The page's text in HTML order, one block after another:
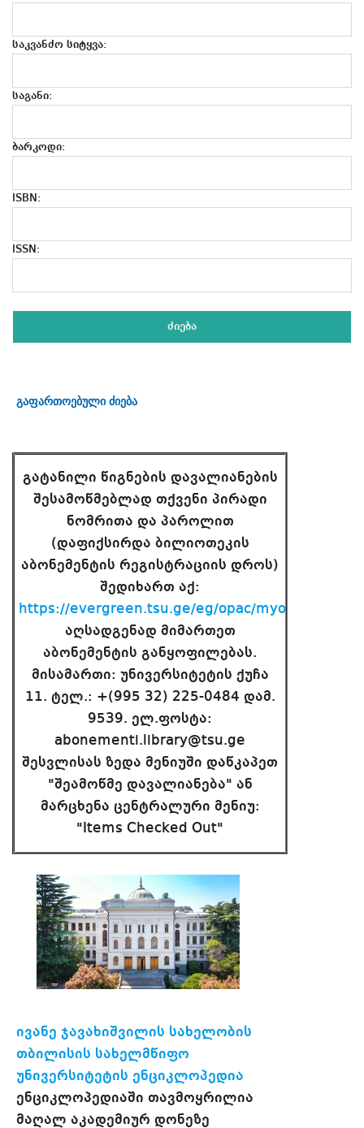
საკვანძო სიტყვა:
საგანი:
ბარკოდი:
ISBN:
ISSN:
გაფართოებული ძიება
გატანილი წიგნების დავალიანების
შესამოწმებლად თქვენი პირადი
ნომრითა და პაროლით
(დაფიქსირდა ბილიოთეკის
აბონემენტის რეგისტრაციის დროს)
შედიხართ აქ:
https://evergreen.tsu.ge/eg/opac/myopac/circs
აღსადგენად მიმართეთ
აბონემენტის განყოფილებას.
მისამართი: უნივერსიტეტის ქუჩა
11. ტელ.: +(995 32) 225-0484 დამ.
9539. ელ.ფოსტა:
abonementi.library@tsu.ge
შესვლისას ზედა მენიუში დაწკაპეთ
"შეამოწმე დავალიანება" ან
მარცხენა ცენტრალური მენიუ:
"Items Checked Out"
ივანე ჯავახიშვილის სახელობის
თბილისის სახელმწიფო
უნივერსიტეტის ენციკლოპედია
ენციკლოპედიაში თავმოყრილია
მაღალ აკადემიურ დონეზე